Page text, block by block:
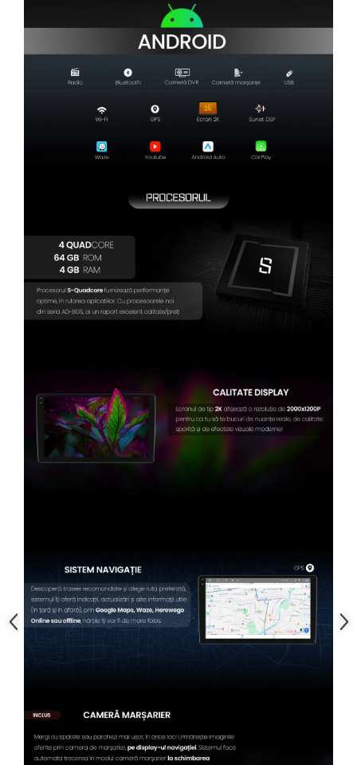
Camere Fiat
Camere înregistrare trafic
Accesorii multimedia
Conectică Auto
Conectică Auto
Conectică Volkswagen
Conectică Mercedes Benz
Conectică Skoda
Conectică Honda
Conectică Chevrolet
Conectică Renault
Conectică Kia